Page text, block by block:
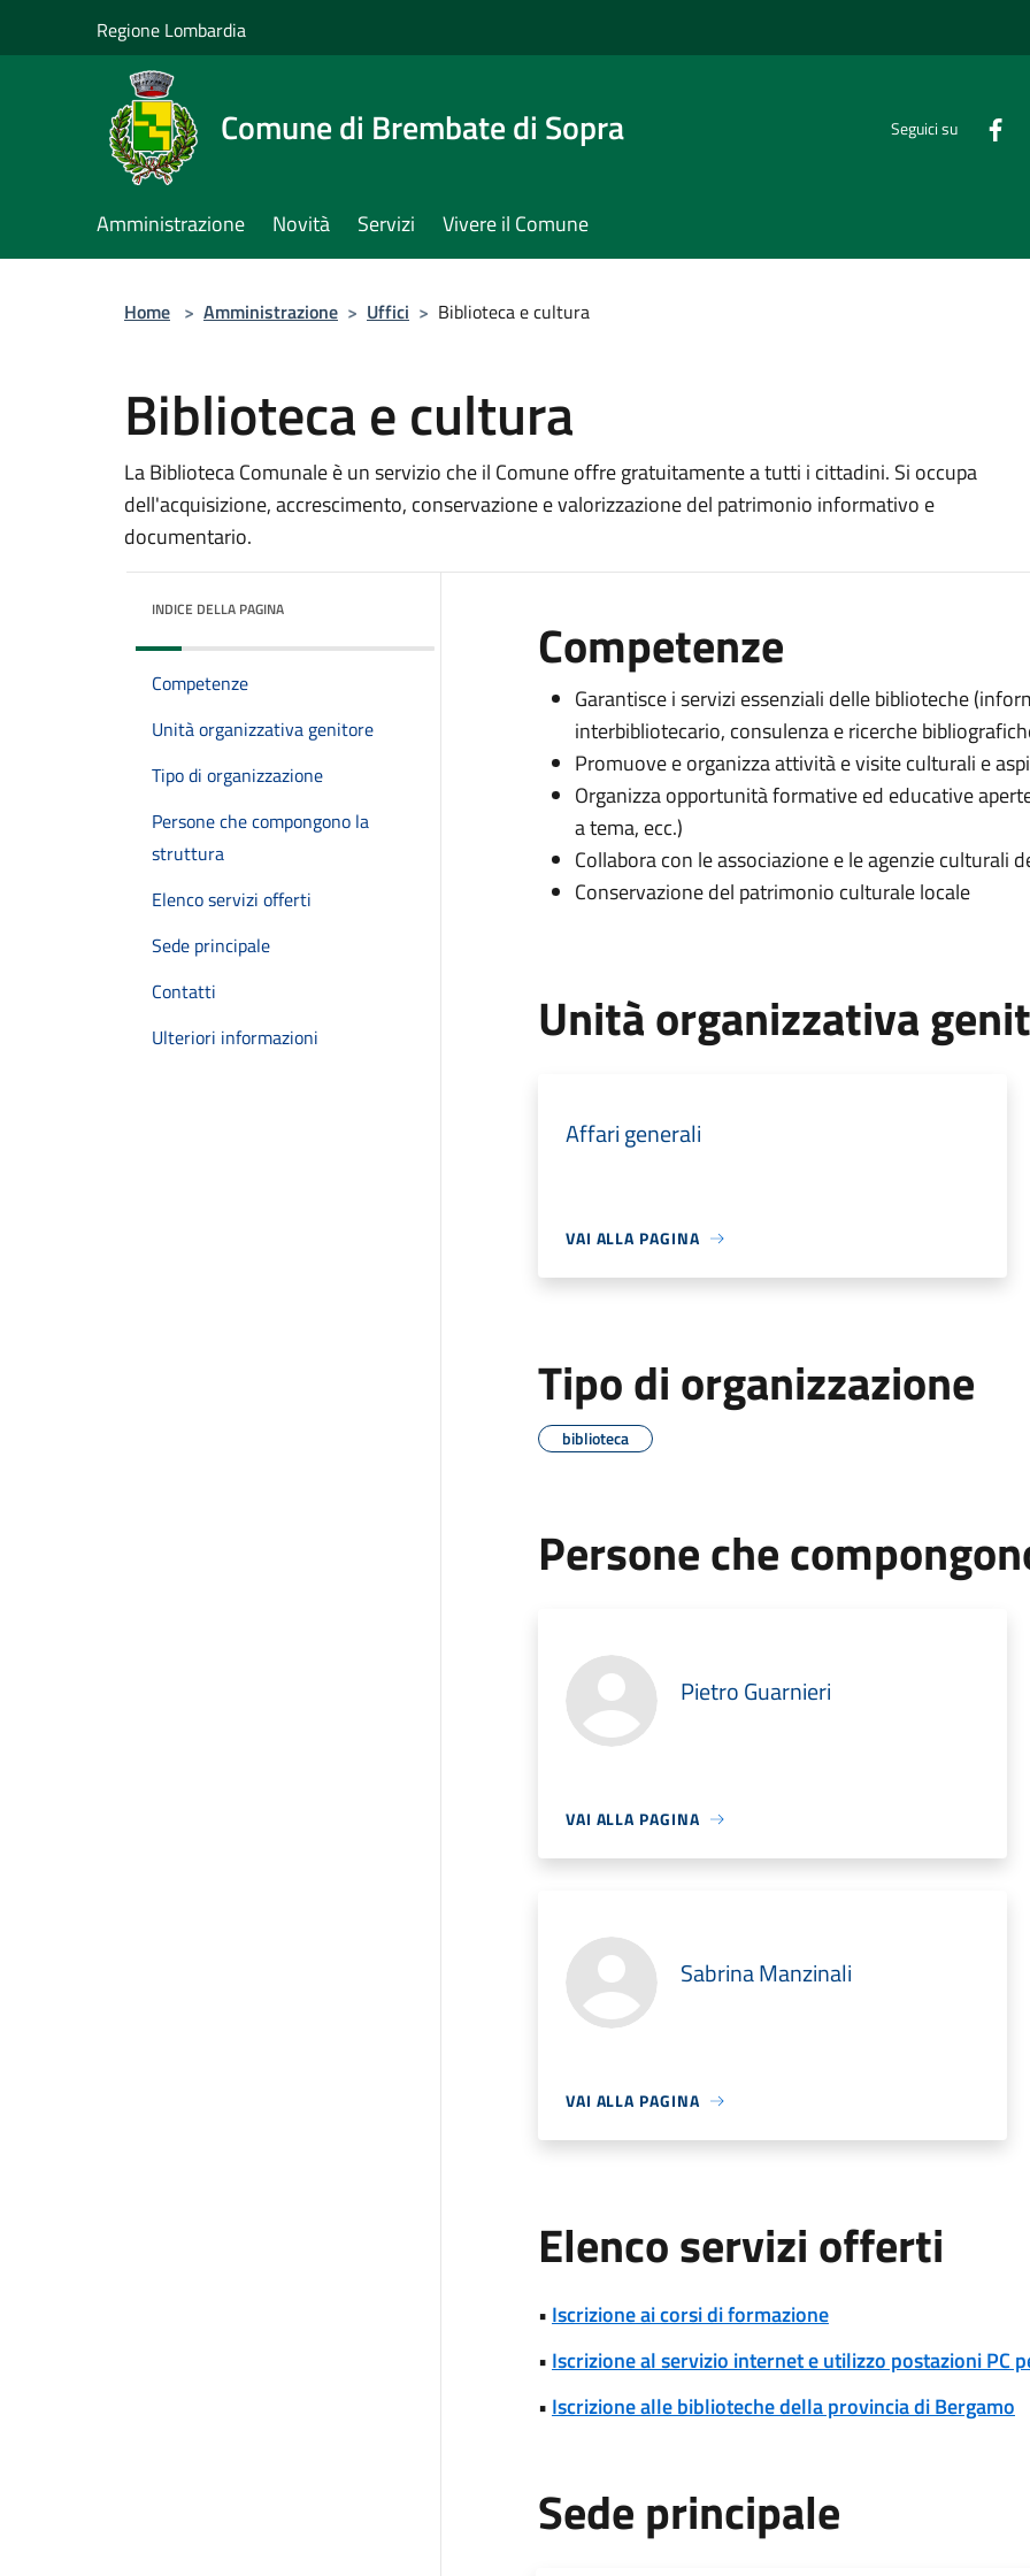
Regione Lombardia
Comune di Brembate di Sopra Seguici su
Amministrazione Novità Servizi Vivere il Comune
Home > Amministrazione > Uffici > Biblioteca e cultura
Biblioteca e cultura
La Biblioteca Comunale è un servizio che il Comune offre gratuitamente a tutti i cittadini. Si occupa
dell'acquisizione, accrescimento, conservazione e valorizzazione del patrimonio informativo e
documentario.
INDICE DELLA PAGINA
Competenze
Unità organizzativa genitore
Tipo di organizzazione
Persone che compongono la
struttura
Elenco servizi offerti
Sede principale
Contatti
Ulteriori informazioni
Competenze
Garantisce i servizi essenziali delle biblioteche
interbibliotecario, consulenza e ricerche
Promuove e organizza attività e visite culturali e
Organizza opportunità formative ed educative
a tema, ecc.)
Collabora con le associazione e le agenzie culturali
Conservazione del patrimonio culturale locale
Unità organizzativa
Affari generali
VAI ALLA PAGINA
Tipo di organizzazione
biblioteca
Persone che
Pietro Guarnieri
VAI ALLA PAGINA
Sabrina Manzinali
VAI ALLA PAGINA
Elenco servizi offerti
• Iscrizione ai corsi di formazione
• Iscrizione al servizio internet e utilizzo postazioni PC
• Iscrizione alle biblioteche della provincia di Bergamo
Sede principale